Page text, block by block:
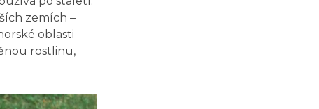
zemích –
oblasti
rostlinu,